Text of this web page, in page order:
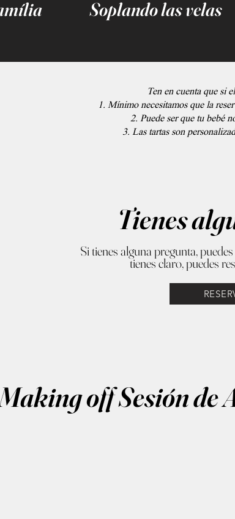
Soplando las velas
Ten en cuenta que si
1. Mínimo necesitamos que la
2. Puede ser que tu bebé
3. Las tartas son
Tienes
Si tienes alguna pregunta,
tienes claro, puedes
off Sesión de